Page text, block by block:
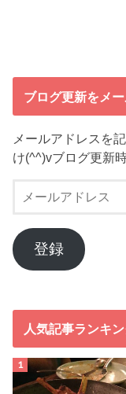
ブログ更新をメ
メールアドレスを
け(^^)vブログ更新
ー
ア
ド
登録
人気記事ランキ